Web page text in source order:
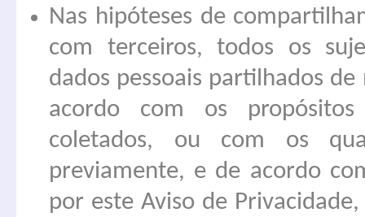
Nas hipóteses de
com terceiros, todos os
dados pessoais partilhados
acordo com os
coletados, ou com os
previamente, e de acordo
por este Aviso de